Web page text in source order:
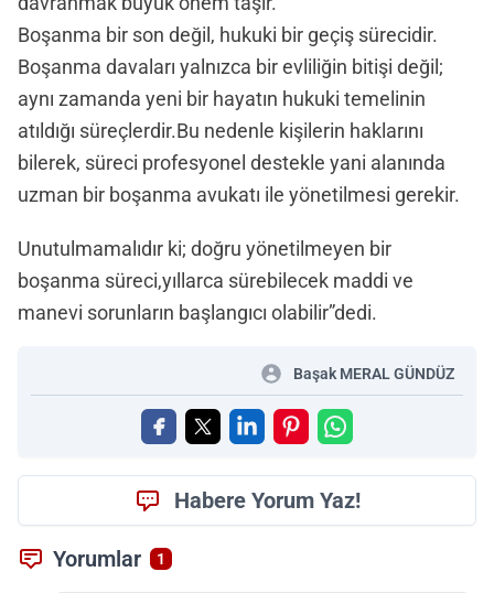
Boşanma bir son değil, hukuki bir geçiş sürecidir.
Boşanma davaları yalnızca bir evliliğin bitişi değil;
aynı zamanda yeni bir hayatın hukuki temelinin
atıldığı süreçlerdir.Bu nedenle kişilerin haklarını
bilerek, süreci profesyonel destekle yani alanında
uzman bir boşanma avukatı ile yönetilmesi gerekir.
Unutulmamalıdır ki; doğru yönetilmeyen bir
boşanma süreci,yıllarca sürebilecek maddi ve
manevi sorunların başlangıcı olabilir”dedi.
Başak MERAL GÜNDÜZ
Habere Yorum Yaz!
Yorumlar 1